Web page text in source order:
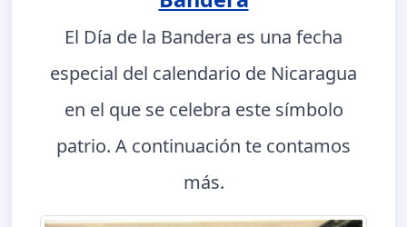
El Día de la Bandera es una fecha
especial del calendario de Nicaragua
en el que se celebra este símbolo
patrio. A continuación te contamos
más.